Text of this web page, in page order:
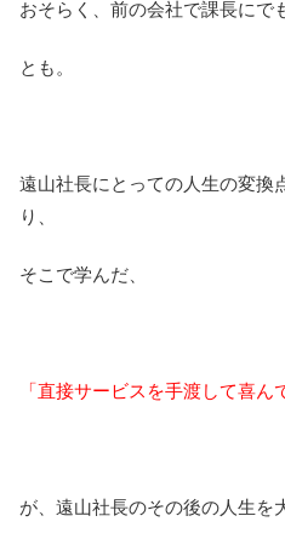
おそらく、前の会社で課長にで
とも。
遠山社長にとっての人生の変換
り、
そこで学んだ、
「直接サービスを手渡して喜ん
が、遠山社長のその後の人生を